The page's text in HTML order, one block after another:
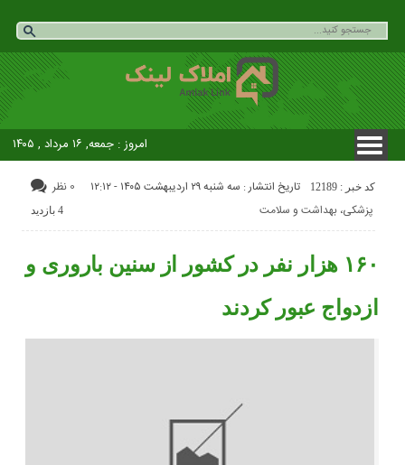
امروز : جمعه, ۱۶ مرداد , ۱۴۰۵
کد خبر : 12189 تاریخ انتشار : سه شنبه ۲۹ اردیبهشت ۱۴۰۵ - ۱۲:۱۲
0 نظر
پزشکی، بهداشت و سلامت
4 بازدید
۱۶۰ هزار نفر در کشور از سنین باروری و
ازدواج عبور کردند